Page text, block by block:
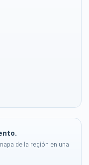
de la región en una